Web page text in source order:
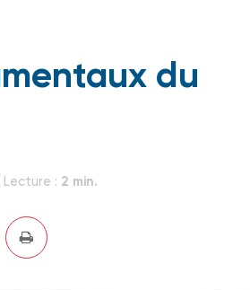
du
Lecture : 2 min.